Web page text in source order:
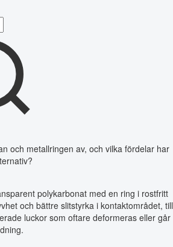
och metallringen av, och vilka fördelar har
polykarbonat med en ring i rostfritt
och bättre slitstyrka i kontaktområdet, till
luckor som oftare deformeras eller går